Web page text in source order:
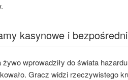
kasynowe i
żywo wprowadziły do świata
Gracz widzi rzeczywistego